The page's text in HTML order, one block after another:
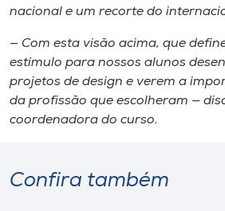
nacional e um recorte do
— Com esta visão acima, que
estímulo para nossos alunos
projetos de design e verem a
da profissão que escolheram —
coordenadora do curso.
Confira também